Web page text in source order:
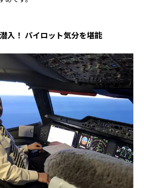
入！ パイロット気分を堪能